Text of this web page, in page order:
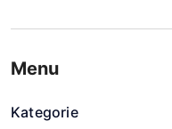
Menu
Kategorie